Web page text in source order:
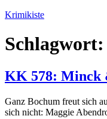
Zum
springen
Krimikiste
Schlagwort:
KK 578: Minck
Ganz Bochum freut sich
sich nicht: Maggie